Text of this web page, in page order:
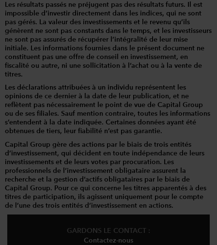
Les résultats passés ne préjugent pas des résultats futurs. Il est
impossible d’investir directement dans les indices, qui ne sont
pas gérés. La valeur des investissements et le revenu qu’ils
génèrent ne sont pas constants dans le temps, et les investisseurs
ne sont pas assurés de récupérer l’intégralité de leur mise
initiale. Les informations fournies dans le présent document ne
constituent pas une offre de conseil en investissement, en
fiscalité ou autre, ni une sollicitation à l’achat ou à la vente de
titres.
Les déclarations attribuées à un individu représentent les
opinions de ce dernier à la date de leur publication, et ne
reflètent pas nécessairement le point de vue de Capital Group
ou de ses filiales. Sauf mention contraire, toutes les informations
s’entendent à la date indiquée. Certaines données ayant été
obtenues de tiers, leur fiabilité n’est pas garantie.
Capital Group gère des actions par le biais de trois entités
d’investissement, qui décident en toute indépendance de leurs
investissements et de leurs votes par procuration. Les
professionnels de l’investissement obligataire assurent la
recherche et la gestion d’actifs obligataires par le biais de
Capital Group. Pour ce qui concerne les titres apparentés à des
titres de participation, ils agissent uniquement pour le compte
de l’une des trois entités d’investissement en actions.
GARDONS LE CONTACT :
Contactez-nous